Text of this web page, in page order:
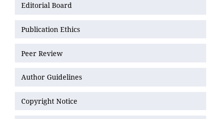
Editorial Board
Publication Ethics
Peer Review
Author Guidelines
Copyright Notice